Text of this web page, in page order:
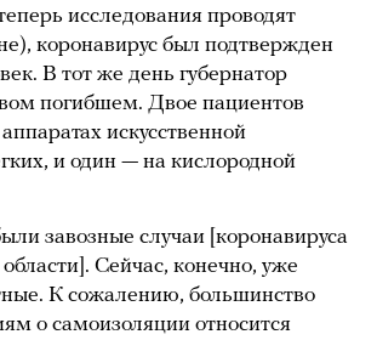
исследования проводят
коронавирус был подтвержден
В тот же день губернатор
погибшем. Двое пациентов
искусственной
и один — на кислородной
завозные случаи [коронавируса
Сейчас, конечно, уже
К сожалению, большинство
о самоизоляции относится